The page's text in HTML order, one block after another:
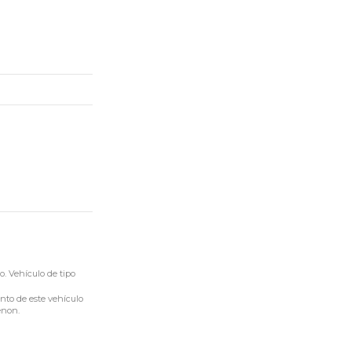
Vehículo de tipo
de este vehículo